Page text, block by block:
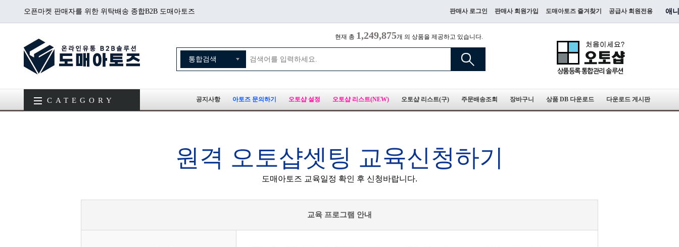
오픈마켓 판매자를 위한 위탁배송 종합B2B 도매아토즈 판매사 로그인 판매사 회원가입 도매아토즈 즐겨찾기 공급사 회원전용 애
현재 총 1,249,875개 의 상품을 제공하고 있습니다.
CATEGORY 공지사항 아토즈 문의하기 오토샵 설정 오토샵 리스트(NEW) 오토샵 리스트(구) 주문배송조회 장바구니 상품 DB 다운로드 다운로드 게시판
원격 오토샵셋팅 교육신청하기
도매아토즈 교육일정 확인 후 신청바랍니다.
교육 프로그램 안내